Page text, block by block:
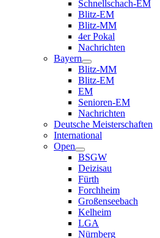
Schnellschach-EM
Blitz-EM
Blitz-MM
4er Pokal
Nachrichten
Bayern
Blitz-MM
Blitz-EM
EM
Senioren-EM
Nachrichten
Deutsche Meisterschaften
International
Open
BSGW
Deizisau
Fürth
Forchheim
Großenseebach
Kelheim
LGA
Nürnberg